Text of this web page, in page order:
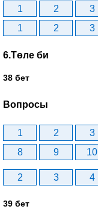
1 2 3
1
2 3
6.Төле би
38 бет
Вопросы
1 2 3
8
9 10
2 3 4
39 бет